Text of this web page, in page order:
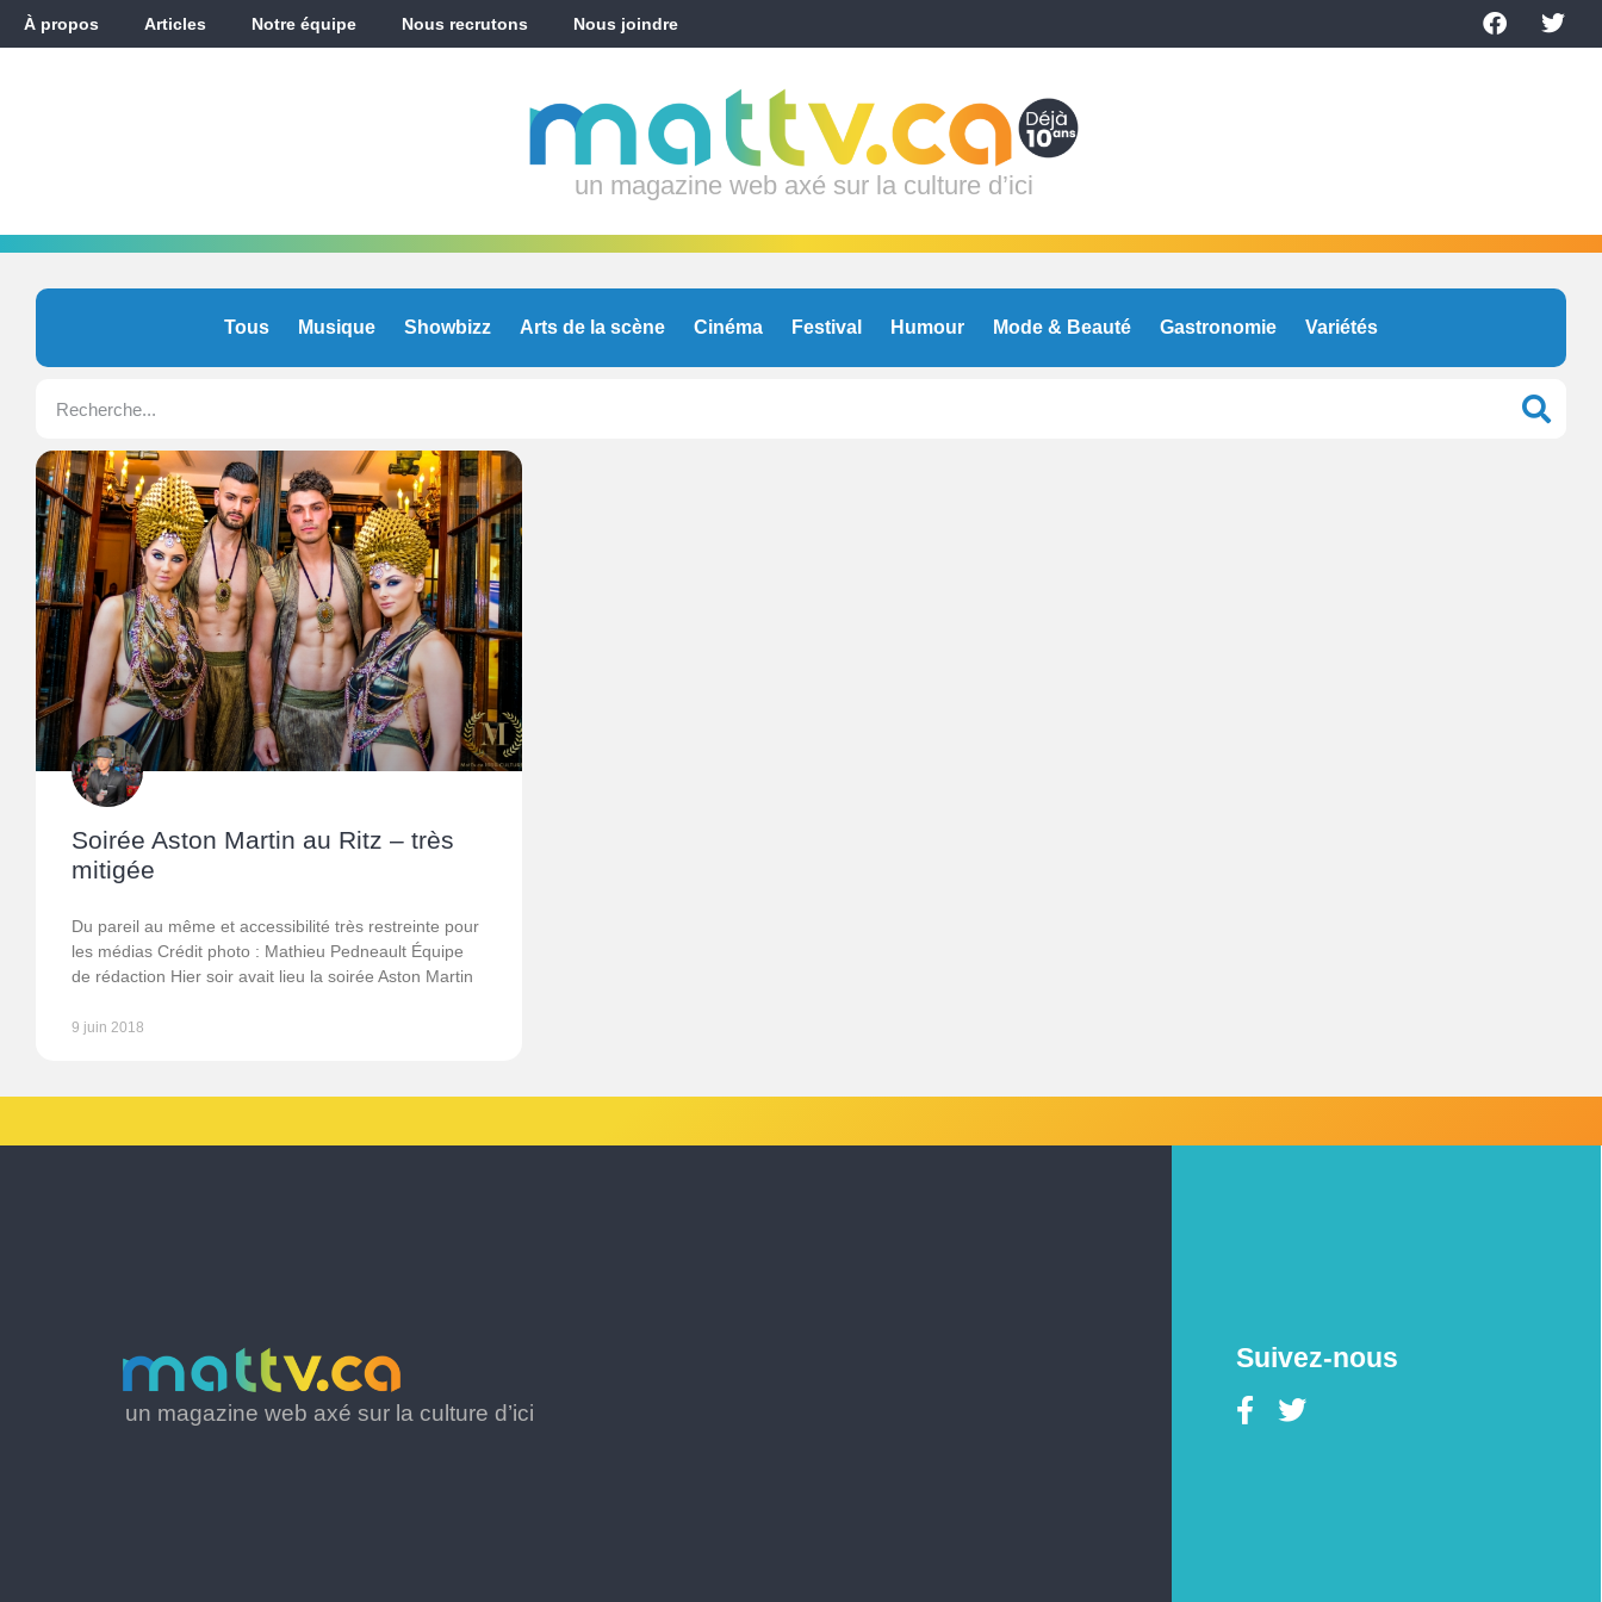
À propos Articles Notre équipe Nous recrutons Nous joindre
un magazine web axé sur la culture d’ici
Tous Musique Showbizz Arts de la scène Cinéma Festival Humour Mode & Beauté Gastronomie Variétés
Soirée Aston Martin au Ritz – très
mitigée
Du pareil au même et accessibilité très restreinte pour
les médias Crédit photo : Mathieu Pedneault Équipe
de rédaction Hier soir avait lieu la soirée Aston Martin
9 juin 2018
un magazine web axé sur la culture d’ici
Suivez-nous